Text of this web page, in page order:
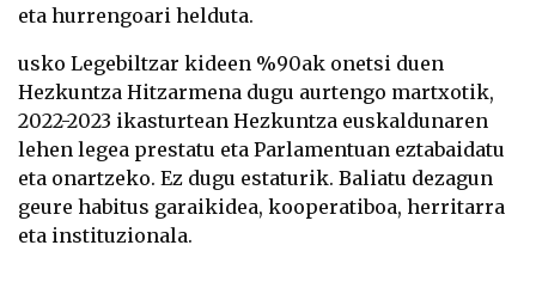
eta hurrengoari helduta.
usko Legebiltzar kideen %90ak onetsi duen
Hezkuntza Hitzarmena dugu aurtengo martxotik,
2022-2023 ikasturtean Hezkuntza euskaldunaren
lehen legea prestatu eta Parlamentuan eztabaidatu
eta onartzeko. Ez dugu estaturik. Baliatu dezagun
geure habitus garaikidea, kooperatiboa, herritarra
eta instituzionala.